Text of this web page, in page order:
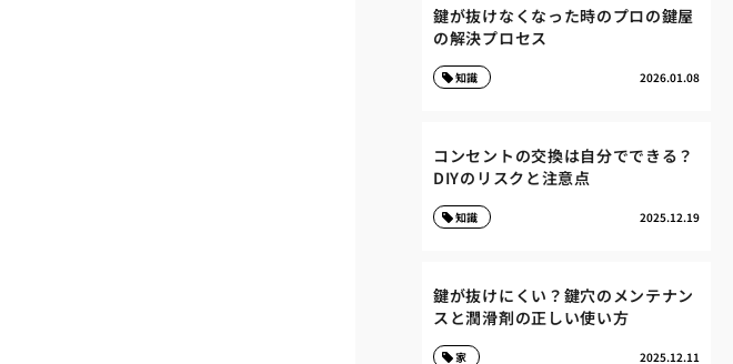
鍵が抜けなくなった時のプロの鍵屋
の解決プロセス
2026.01.08
知識
コンセントの交換は自分でできる？
DIYのリスクと注意点
2025.12.19
知識
鍵が抜けにくい？鍵穴のメンテナン
スと潤滑剤の正しい使い方
2025.12.11
家